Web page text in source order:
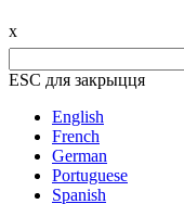
x
ESC для закрыцця
English
French
German
Portuguese
Spanish